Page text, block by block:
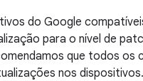
do Google
para o nível de
que todos os
nos dispositivos.